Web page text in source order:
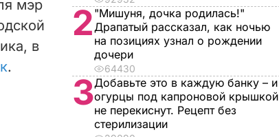
мэр
в
.
2 "Мишуня, дочка родилась!"
Драпатый рассказал, как ночью
на позициях узнал о рождении
дочери
64430
3Добавьте это в каждую банку – и
огурцы под капроновой крышкой
не перекиснут. Рецепт без
стерилизации